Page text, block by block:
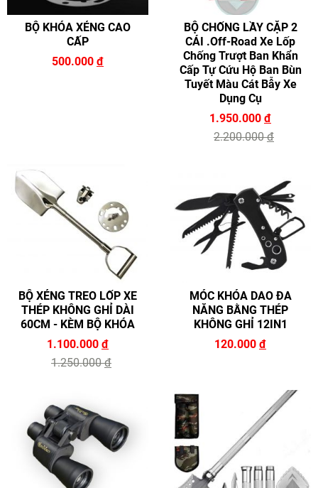
BỘ KHÓA XẺNG CAO
CẤP
500.000 đ
BỘ CHỐNG LẦY CẶP 2
CÁI .Off-Road Xe Lốp
Chống Trượt Ban Khẩn
Cấp Tự Cứu Hộ Ban Bùn
Tuyết Màu Cát Bẫy Xe
Dụng Cụ
1.950.000 đ
2.200.000đ
BỘ XẺNG TREO LỐP XE
THÉP KHÔNG GHỈ DÀI
60CM - KÈM BỘ KHÓA
1.100.000 đ
1.250.000đ
MÓC KHÓA DAO ĐA
NĂNG BẰNG THÉP
KHÔNG GHỈ 12IN1
120.000 đ